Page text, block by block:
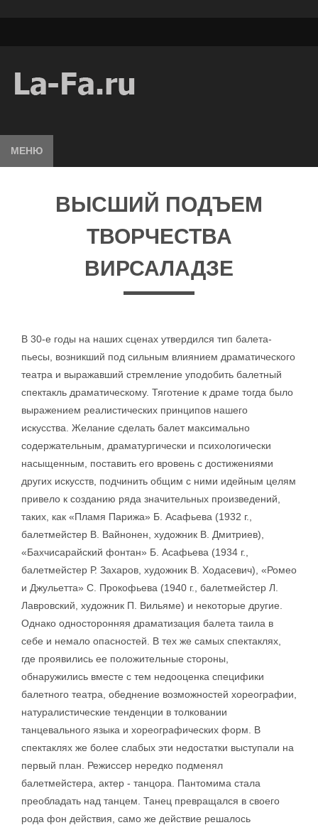
МЕНЮ
ВЫСШИЙ ПОДЪЕМ
ТВОРЧЕСТВА
ВИРСАЛАДЗЕ
В 30-е годы на наших сценах утвердился тип балета-
пьесы, возникший под сильным влиянием драматического
театра и выражавший стремление уподобить балетный
спектакль драматическому. Тяготение к драме тогда было
выражением реалистических принципов нашего
искусства. Желание сделать балет максимально
содержательным, драматургически и психологически
насыщенным, поставить его вровень с достижениями
других искусств, подчинить общим с ними идейным целям
привело к созданию ряда значительных произведений,
таких, как «Пламя Парижа» Б. Асафьева (1932 г.,
балетмейстер В. Вайнонен, художник В. Дмитриев),
«Бахчисарайский фонтан» Б. Асафьева (1934 г.,
балетмейстер Р. Захаров, художник В. Ходасевич), «Ромео
и Джульетта» С. Прокофьева (1940 г., балетмейстер Л.
Лавровский, художник П. Вильяме) и некоторые другие.
Однако односторонняя драматизация балета таила в
себе и немало опасностей. В тех же самых спектаклях,
где проявились ее положительные стороны,
обнаружились вместе с тем недооценка специфики
балетного театра, обеднение возможностей хореографии,
натуралистические тенденции в толковании
танцевального языка и хореографических форм. В
спектаклях же более слабых эти недостатки выступали на
первый план. Режиссер нередко подменял
балетмейстера, актер - танцора. Пантомима стала
преобладать над танцем. Танец превращался в своего
рода фон действия, само же действие решалось